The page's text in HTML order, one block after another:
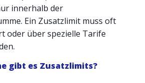
innerhalb der
Ein Zusatzlimit muss oft
oder über spezielle Tarife
gibt es Zusatzlimits?